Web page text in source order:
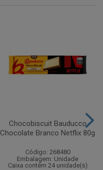
Chocobiscuit Bauducco
Chocolate Branco Netflix 80g
Código: 268480
Embalagem: Unidade
Caixa contém 24 unidade(s)